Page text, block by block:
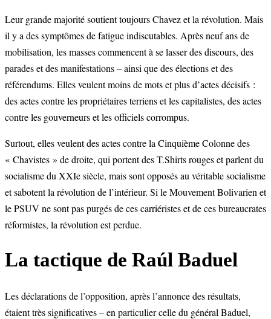
Leur grande majorité soutient toujours Chavez et la révolution. Mais
il y a des symptômes de fatigue indiscutables. Après neuf ans de
mobilisation, les masses commencent à se lasser des discours, des
parades et des manifestations – ainsi que des élections et des
référendums. Elles veulent moins de mots et plus d’actes décisifs :
des actes contre les propriétaires terriens et les capitalistes, des actes
contre les gouverneurs et les officiels corrompus.
Surtout, elles veulent des actes contre la Cinquième Colonne des
« Chavistes » de droite, qui portent des T.Shirts rouges et parlent du
socialisme du XXIe siècle, mais sont opposés au véritable socialisme
et sabotent la révolution de l’intérieur. Si le Mouvement Bolivarien et
le PSUV ne sont pas purgés de ces carriéristes et de ces bureaucrates
réformistes, la révolution est perdue.
La tactique de Raúl Baduel
Les déclarations de l’opposition, après l’annonce des résultats,
étaient très significatives – en particulier celle du général Baduel,